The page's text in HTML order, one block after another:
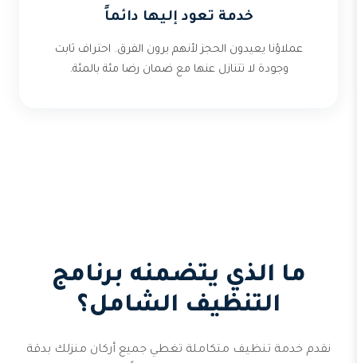
خدمة تعود إليها دائماً
عملاؤنا يعيدون الحجز لأنهم يرون الفرق. احتراف ثابت
وجودة لا تتنازل عنها مع ضمان رضا مئة بالمئة.
ما الذي يتضمنه برنامج
التنظيف الشامل؟
نقدم خدمة تنظيف متكاملة تغطي جميع أركان منزلك بدقة